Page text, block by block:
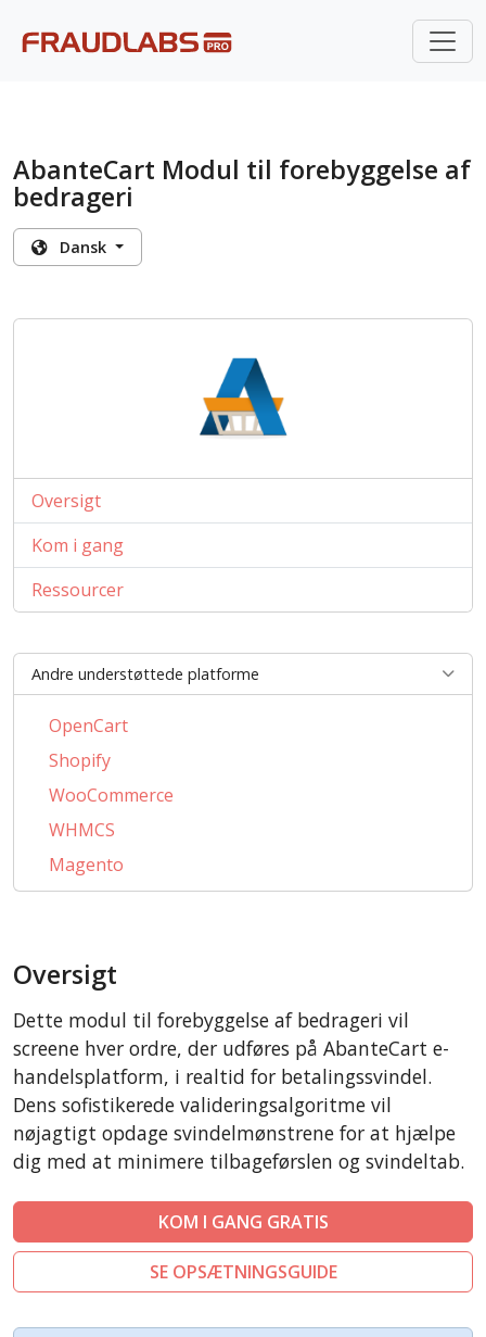
AbanteCart Modul til forebyggelse af
bedrageri
Dansk
Oversigt
Kom i gang
Ressourcer
Andre understøttede platforme
OpenCart
Shopify
WooCommerce
WHMCS
Magento
PrestaShop
CubeCart
ZenCart
PinnacleCart
FoxyCart
Easy Digital Downloads
Ecwid by Lightspeed
WISECP
Oversigt
Dette modul til forebyggelse af bedrageri vil
screene hver ordre, der udføres på AbanteCart e-
handelsplatform, i realtid for betalingssvindel.
Dens sofistikerede valideringsalgoritme vil
nøjagtigt opdage svindelmønstrene for at hjælpe
dig med at minimere tilbageførslen og svindeltab.
KOM I GANG GRATIS
SE OPSÆTNINGSGUIDE